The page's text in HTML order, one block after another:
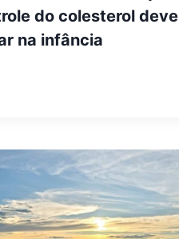
do colesterol deve
na infância